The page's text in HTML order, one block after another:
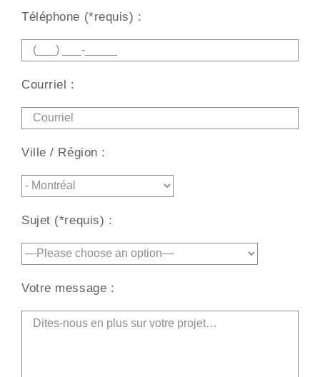
Téléphone (*requis) :
Courriel :
Ville / Région :
Sujet (*requis) :
Votre message :